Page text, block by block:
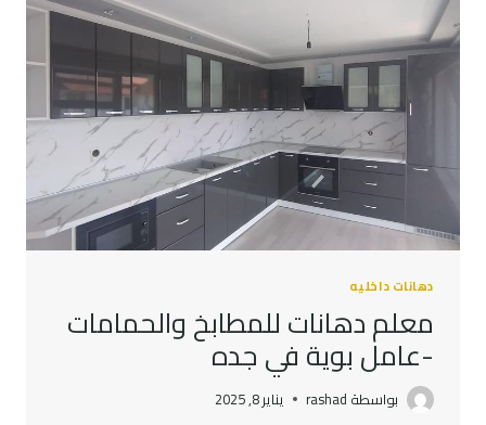
دهانات داخليه
معلم دهانات للمطابخ والحمامات
-عامل بوية في جده
بواسطة rashad يناير 8, 2025